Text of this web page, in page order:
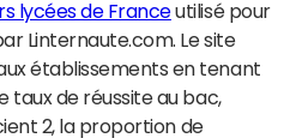
lycées de Franceutilisé pour
Linternaute.com. Le site
établissements en tenant
taux de réussite au bac,
2, la proportion de